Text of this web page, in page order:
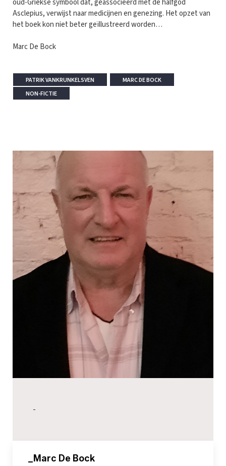
oud-Griekse symbool dat, geassocieerd met de halfgod
Asclepius, verwijst naar medicijnen en genezing. Het opzet van
het boek kon niet beter geïllustreerd worden…
Marc De Bock
PATRIK VANKRUNKELSVEN
MARC DE BOCK
NON-FICTIE
-
_Marc De Bock